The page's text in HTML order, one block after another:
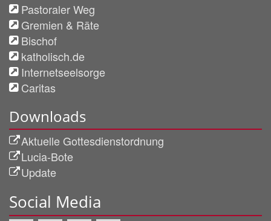
Pastoraler Weg
Gremien & Räte
Bischof
katholisch.de
Internetseelsorge
Caritas
Downloads
Aktuelle Gottesdienstordnung
Lucia-Bote
Update
Social Media